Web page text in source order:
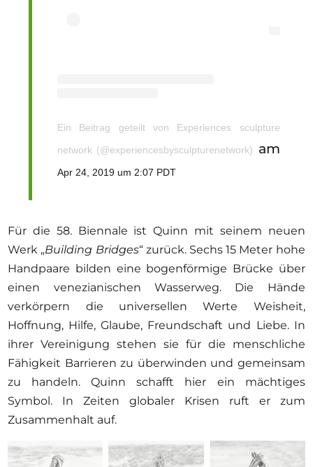
Ein Beitrag geteilt von Experiences sculpture
network (@experiencesbysculpturenetwork)
am
Apr 24, 2019 um 2:07 PDT
Für die 58. Biennale ist Quinn mit seinem neuen
Werk „Building Bridges“ zurück. Sechs 15 Meter hohe
Handpaare bilden eine bogenförmige Brücke über
einen venezianischen Wasserweg. Die Hände
verkörpern die universellen Werte Weisheit,
Hoffnung, Hilfe, Glaube, Freundschaft und Liebe. In
ihrer Vereinigung stehen sie für die menschliche
Fähigkeit Barrieren zu überwinden und gemeinsam
zu handeln. Quinn schafft hier ein mächtiges
Symbol. In Zeiten globaler Krisen ruft er zum
Zusammenhalt auf.